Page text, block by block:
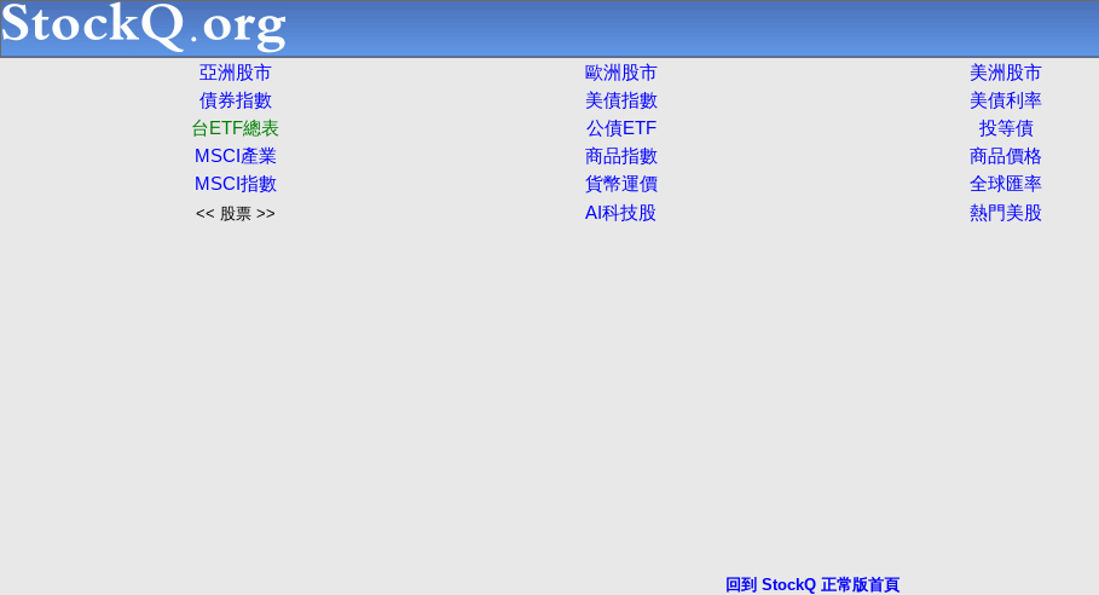
亞洲股市 歐洲股市 美洲股市
債券指數
美債指數 美債利率
台ETF總表
公債ETF 投等債
MSCI產業
商品指數 商品價格
MSCI指數
貨幣運價 全球匯率
<< 股票 >> AI科技股 熱門美股
回到 StockQ 正常版首頁